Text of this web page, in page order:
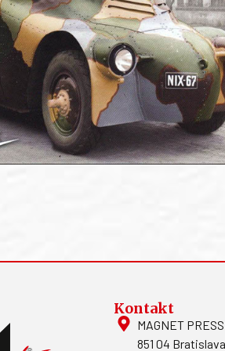
Kontakt
MAGNET
851 04